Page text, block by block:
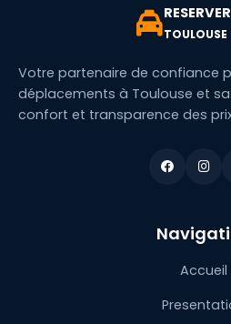
TOULOUSE
Votre partenaire de confiance
déplacements à Toulouse et
confort et transparence des
Accueil